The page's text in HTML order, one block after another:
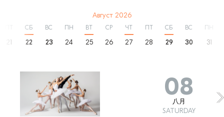
август 2026
21
СБ
22
ВС
23
ПН
24
ВТ
25
СР
26
ЧТ
27
ПТ
28
СБ
29
ВС
30
ПН
31
08
八月
SATURDAY